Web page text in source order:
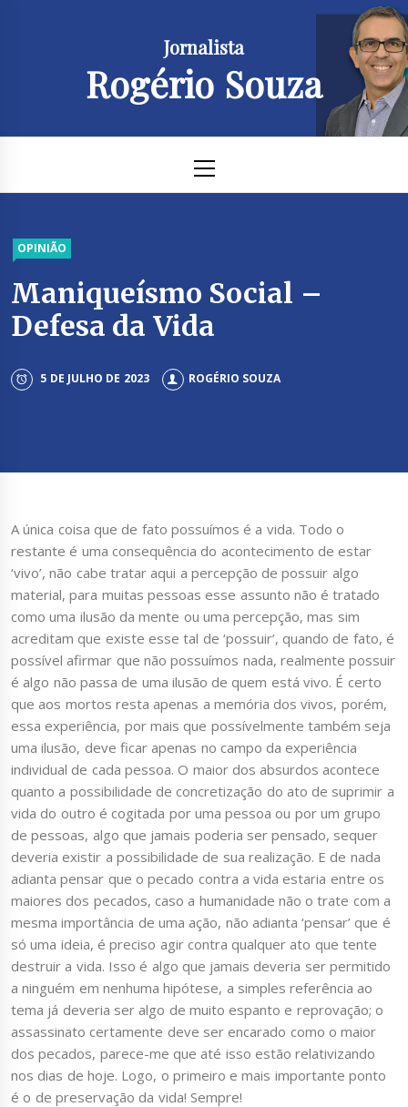
Jornalista
Rogério Souza
Menu
OPINIÃO
Maniqueísmo Social –
Defesa da Vida
5 DE JULHO DE 2023 ROGÉRIO SOUZA
A única coisa que de fato possuímos é a vida. Todo o
restante é uma consequência do acontecimento de estar
‘vivo’, não cabe tratar aqui a percepção de possuir algo
material, para muitas pessoas esse assunto não é tratado
como uma ilusão da mente ou uma percepção, mas sim
acreditam que existe esse tal de ‘possuir’, quando de fato, é
possível afirmar que não possuímos nada, realmente possuir
é algo não passa de uma ilusão de quem está vivo. É certo
que aos mortos resta apenas a memória dos vivos, porém,
essa experiência, por mais que possívelmente também seja
uma ilusão, deve ficar apenas no campo da experiência
individual de cada pessoa. O maior dos absurdos acontece
quanto a possibilidade de concretização do ato de suprimir a
vida do outro é cogitada por uma pessoa ou por um grupo
de pessoas, algo que jamais poderia ser pensado, sequer
deveria existir a possibilidade de sua realização. E de nada
adianta pensar que o pecado contra a vida estaria entre os
maiores dos pecados, caso a humanidade não o trate com a
mesma importância de uma ação, não adianta ‘pensar’ que é
só uma ideia, é preciso agir contra qualquer ato que tente
destruir a vida. Isso é algo que jamais deveria ser permitido
a ninguém em nenhuma hipótese, a simples referência ao
tema já deveria ser algo de muito espanto e reprovação; o
assassinato certamente deve ser encarado como o maior
dos pecados, parece-me que até isso estão relativizando
nos dias de hoje. Logo, o primeiro e mais importante ponto
é o de preservação da vida! Sempre!